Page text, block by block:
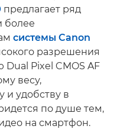
предлагает ряд
более
системы Canon
разрешения
Pixel CMOS AF
весу,
и удобству в
по душе тем,
на смартфон.